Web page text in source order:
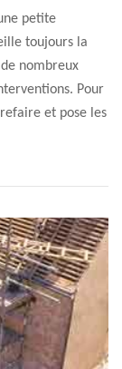
petite
toujours la
nombreux
Pour
et pose les